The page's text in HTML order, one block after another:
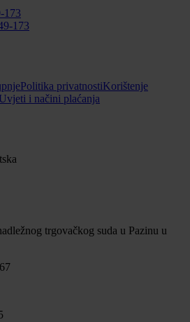
173
173
Politika privatnostiKorištenje
Uvjeti i načini plaćanja
trgovačkog suda u Pazinu u